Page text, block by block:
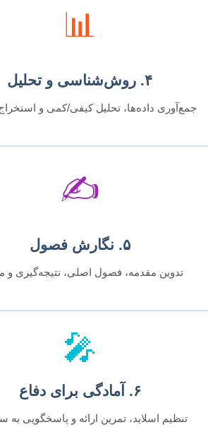
📊
۴. روش‌شناسی و تحلیل
جمع‌آوری داده‌ها، تحلیل کیفی/کمی و استخراج
✍️
۵. نگارش فصول
تدوین مقدمه، فصول اصلی، نتیجه‌گیری و
🎤
۶. آمادگی برای دفاع
تنظیم اسلاید، تمرین ارائه و پاسخگویی به